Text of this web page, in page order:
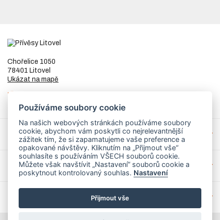
Chořelice 1050
78401 Litovel
Ukázat na mapě
IČ
DIČCZ8253255307
Přívěsy a náhradní díly
Servis
Mohlo by Vás zajímat
Používáme soubory cookie
Na našich webových stránkách používáme soubory
cookie, abychom vám poskytli co nejrelevantnější
zážitek tím, že si zapamatujeme vaše preference a
opakované návštěvy. Kliknutím na „Přijmout vše“
souhlasíte s používáním VŠECH souborů cookie.
Můžete však navštívit „Nastavení“ souborů cookie a
poskytnout kontrolovaný souhlas. Nastavení
Přijmout vše